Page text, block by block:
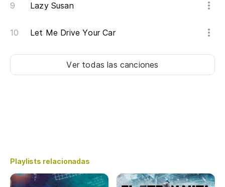
Lazy Susan
Let Me Drive Your Car
Ver todas las canciones
Playlists relacionadas